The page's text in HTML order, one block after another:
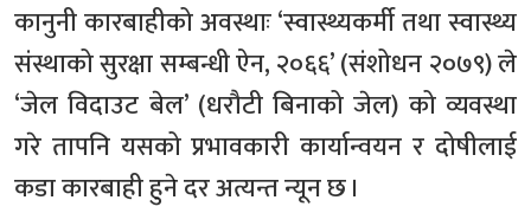
कानुनी कारबाहीको अवस्थाः ‘स्वास्थ्यकर्मी तथा स्वास्थ्य
संस्थाको सुरक्षा सम्बन्धी ऐन, २०६६’ (संशोधन २०७९) ले
‘जेल विदाउट बेल’ (धरौटी बिनाको जेल) को व्यवस्था
गरे तापनि यसको प्रभावकारी कार्यान्वयन र दोषीलाई
कडा कारबाही हुने दर अत्यन्त न्यून छ ।